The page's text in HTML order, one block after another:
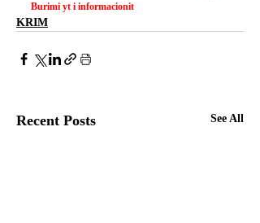
Burimi yt i informacionit
KRIM
Recent Posts See All